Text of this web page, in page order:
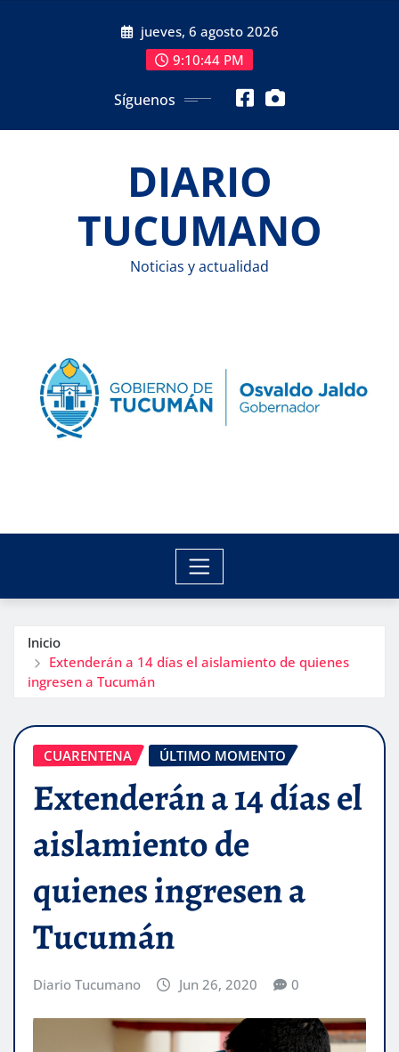
jueves, 6 agosto 2026
9:10:45 PM
Síguenos
DIARIO
TUCUMANO
Noticias y actualidad
Inicio
Extenderán a 14 días el aislamiento de quienes
ingresen a Tucumán
CUARENTENA ÚLTIMO MOMENTO
Extenderán a 14 días el
aislamiento de
quienes ingresen a
Tucumán
Diario Tucumano Jun 26, 2020 0